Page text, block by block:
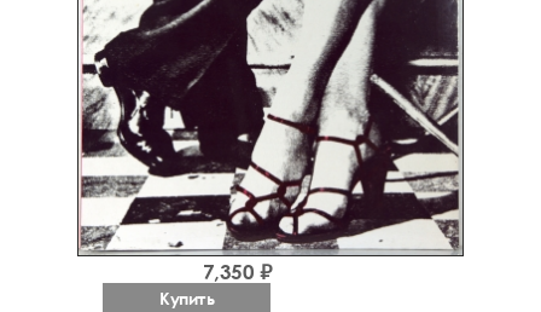
7,350 ₽
Купить